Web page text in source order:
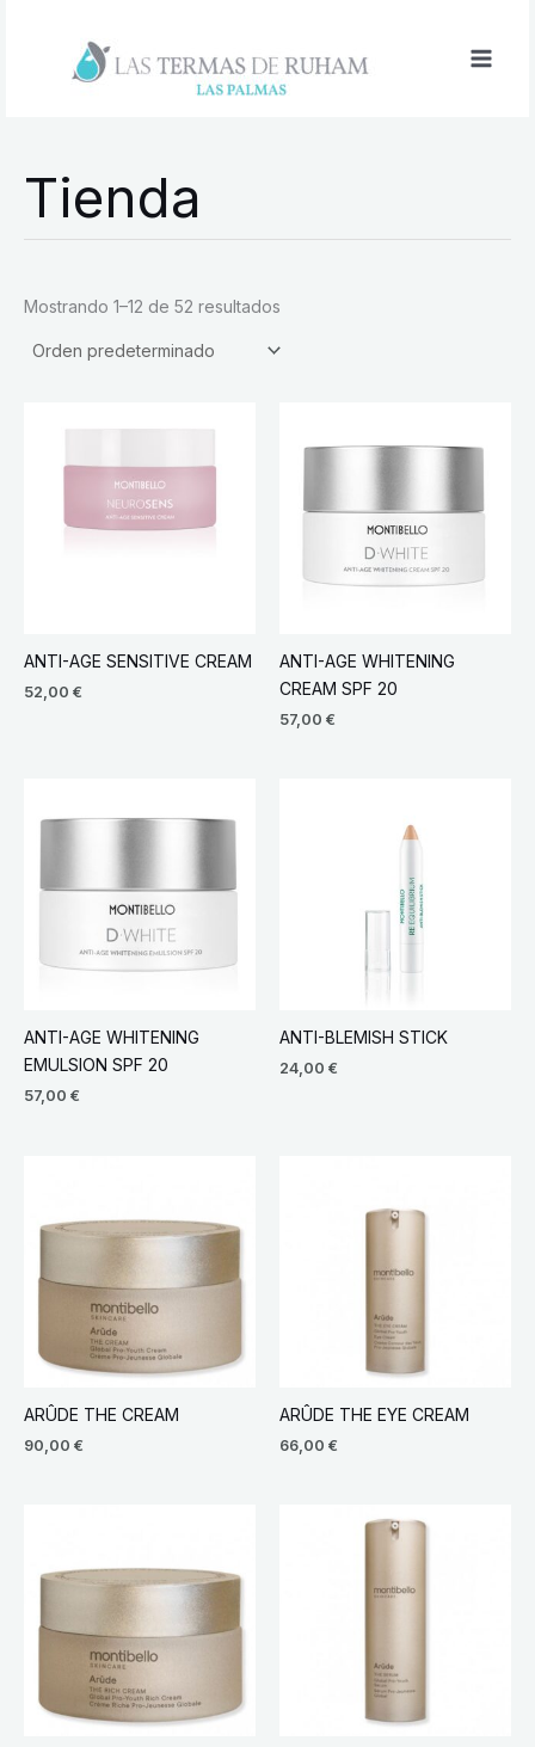
contenido
Tienda
Mostrando 1–12 de 52 resultados
ANTI-AGE SENSITIVE CREAM
52,00 €
ANTI-AGE WHITENING
CREAM SPF 20
57,00 €
ANTI-AGE WHITENING
EMULSION SPF 20
57,00 €
ANTI-BLEMISH STICK
24,00 €
ARÛDE THE CREAM
90,00 €
ARÛDE THE EYE CREAM
66,00 €